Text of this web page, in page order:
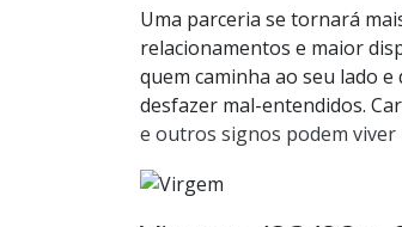
Uma parceria se tornará
relacionamentos e maior
quem caminha ao seu lado
desfazer mal-entendidos.
e outros signos podem